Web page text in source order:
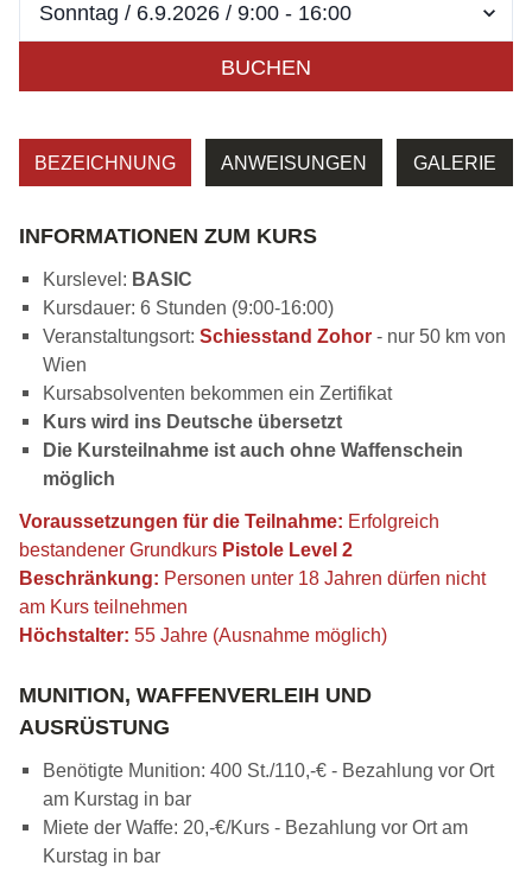
BUCHEN
BEZEICHNUNG ANWEISUNGEN GALERIE
INFORMATIONEN ZUM KURS
Kurslevel: BASIC
Kursdauer: 6 Stunden (9:00-16:00)
Veranstaltungsort: Schiesstand Zohor - nur 50 km von
Wien
Kursabsolventen bekommen ein Zertifikat
Kurs wird ins Deutsche übersetzt
Die Kursteilnahme ist auch ohne Waffenschein
möglich
Voraussetzungen für die Teilnahme: Erfolgreich
bestandener Grundkurs Pistole Level 2
Beschränkung: Personen unter 18 Jahren dürfen nicht
am Kurs teilnehmen
Höchstalter: 55 Jahre (Ausnahme möglich)
MUNITION, WAFFENVERLEIH UND
AUSRÜSTUNG
Benötigte Munition: 400 St./110,-€ - Bezahlung vor Ort
am Kurstag in bar
Miete der Waffe: 20,-€/Kurs - Bezahlung vor Ort am
Kurstag in bar